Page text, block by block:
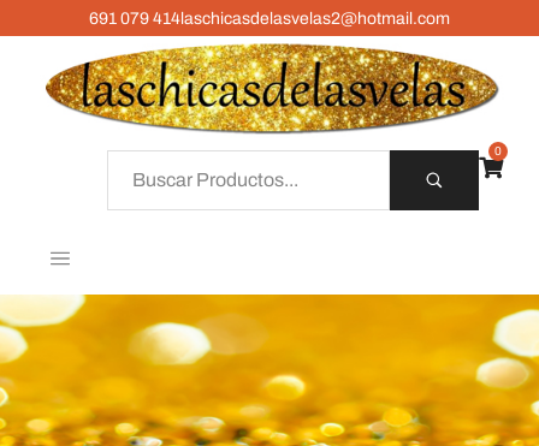
691 079 414laschicasdelasvelas2@hotmail.com
0